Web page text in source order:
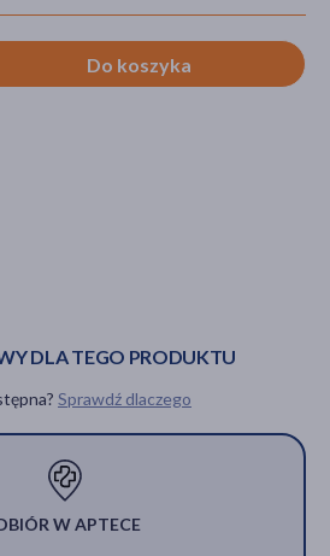
Do koszyka
DLA TEGO PRODUKTU
Sprawdź dlaczego
W APTECE